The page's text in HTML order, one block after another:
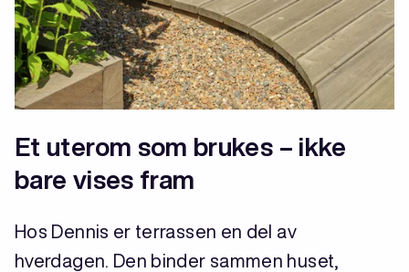
Et uterom som brukes – ikke
bare vises fram
Hos Dennis er terrassen en del av
hverdagen. Den binder sammen huset,